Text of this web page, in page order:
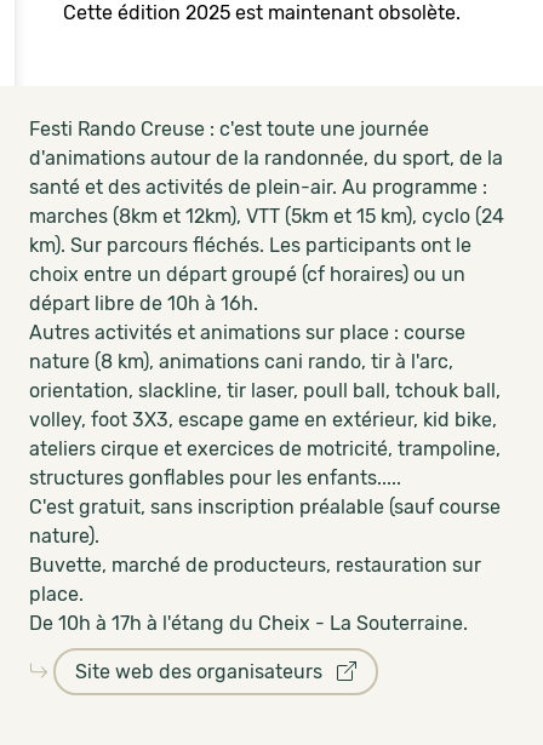
Cette édition 2025 est maintenant obsolète.
Festi Rando Creuse : c'est toute une journée
d'animations autour de la randonnée, du sport, de la
santé et des activités de plein-air. Au programme :
marches (8km et 12km), VTT (5km et 15 km), cyclo (24
km). Sur parcours fléchés. Les participants ont le
choix entre un départ groupé (cf horaires) ou un
départ libre de 10h à 16h.
Autres activités et animations sur place : course
nature (8 km), animations cani rando, tir à l'arc,
orientation, slackline, tir laser, poull ball, tchouk ball,
volley, foot 3X3, escape game en extérieur, kid bike,
ateliers cirque et exercices de motricité, trampoline,
structures gonflables pour les enfants.....
C'est gratuit, sans inscription préalable (sauf course
nature).
Buvette, marché de producteurs, restauration sur
place.
De 10h à 17h à l'étang du Cheix - La Souterraine.
Site web des organisateurs